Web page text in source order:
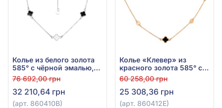
Колье из белого золота
585° с чёрной эмалью,
арт. 860410В
76 692,00 грн
32 210,64 грн
(арт. 860410В)
Колье «Клевер» из
красного золота 585° с
чёрной эмалью, арт.
860412Е
60 258,00 грн
25 308,36 грн
(арт. 860412Е)